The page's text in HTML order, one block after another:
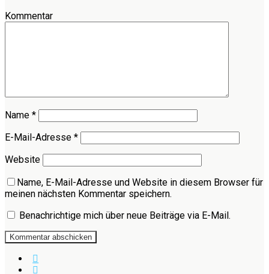
Kommentar
Name *
E-Mail-Adresse *
Website
Name, E-Mail-Adresse und Website in diesem Browser für
meinen nächsten Kommentar speichern.
Benachrichtige mich über neue Beiträge via E-Mail.